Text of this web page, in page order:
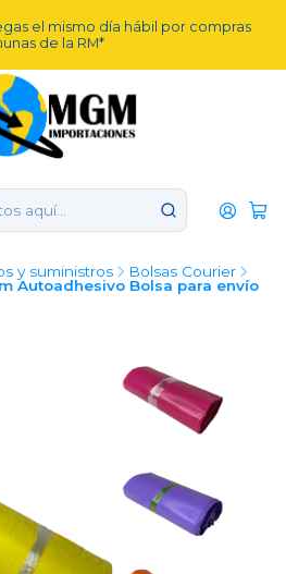
el mismo día hábil por compras
de la RM*
y suministros
Bolsas Courier
Autoadhesivo Bolsa para envío